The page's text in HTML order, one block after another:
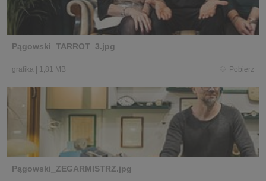
Pągowski_TARROT_3.jpg
grafika 1,81 MB Pobierz
Pągowski_ZEGARMISTRZ.jpg